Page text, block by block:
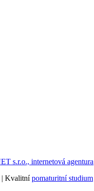
s.r.o., internetová agentura
| Kvalitní pomaturitní studium